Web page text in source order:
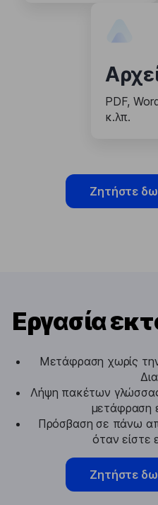
PDF,
κ.λπ.
Ζητήστε
Εργασία
Μετάφραση χωρίς
Λήψη πακέτων
μετάφραση
Πρόσβαση σε πάνω
όταν είστε
Ζητήστε